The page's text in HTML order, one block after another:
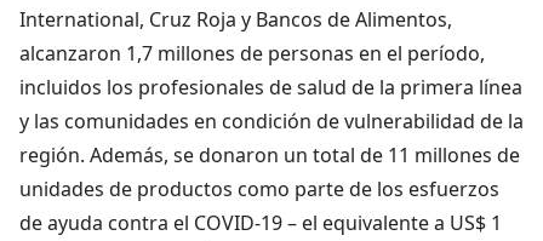
International, Cruz Roja y Bancos de Alimentos,
alcanzaron 1,7 millones de personas en el período,
incluidos los profesionales de salud de la primera línea
y las comunidades en condición de vulnerabilidad de la
región. Además, se donaron un total de 11 millones de
unidades de productos como parte de los esfuerzos
de ayuda contra el COVID-19 – el equivalente a US$ 1